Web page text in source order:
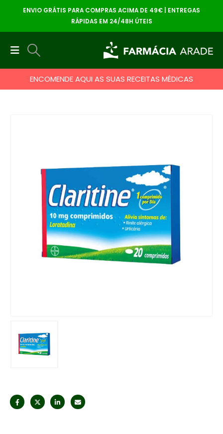
ENVIO GRÁTIS PARA COMPRAS ACIMA DE 49€ | ENTREGAS
RÁPIDAS EM 24/48H ÚTEIS
ENCOMENDE AQUI AS SUAS RECEITAS MÉDICAS